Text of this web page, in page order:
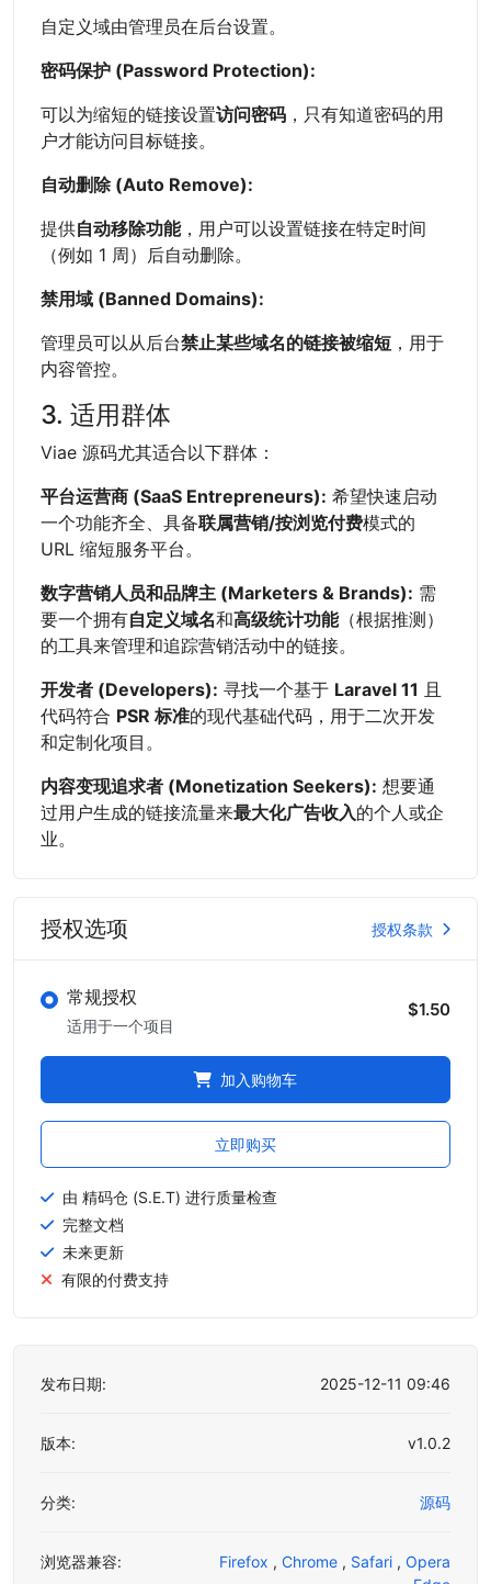
自定义域由管理员在后台设置。
密码保护 (Password Protection):
可以为缩短的链接设置访问密码 ，只有知道密码的用
户才能访问目标链接。
自动删除 (Auto Remove):
提供自动移除功能，用户可以设置链接在特定时间
（例如 1 周）后自动删除。
禁用域 (Banned Domains):
管理员可以从后台禁止某些域名的链接被缩短 ，用于
内容管控。
3. 适用群体
Viae 源码尤其适合以下群体：
平台运营商 (SaaS Entrepreneurs): 希望快速启动
一个功能齐全、具备联属营销/按浏览付费模式的
URL 缩短服务平台。
数字营销人员和品牌主 (Marketers & Brands): 需
要一个拥有自定义域名和高级统计功能（根据推测）
的工具来管理和追踪营销活动中的链接。
开发者 (Developers): 寻找一个基于 Laravel 11 且
代码符合 PSR 标准的现代基础代码，用于二次开发
和定制化项目。
内容变现追求者 (Monetization Seekers): 想要通
过用户生成的链接流量来最大化广告收入的个人或企
业。
授权选项 授权条款
常规授权
适用于一个项目
$1.50
加入购物车
立即购买
由 精码仓 (S.E.T) 进行质量检查
完整文档
未来更新
有限的付费支持
发布日期: 2025-12-11 09:46
版本: v1.0.2
分类: 源码
浏览器兼容: Firefox , Chrome , Safari , Opera